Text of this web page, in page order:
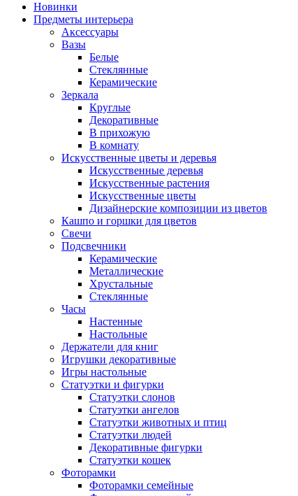
Новинки
Предметы интерьера
Аксессуары
Вазы
Белые
Стеклянные
Керамические
Зеркала
Круглые
Декоративные
В прихожую
В комнату
Искусственные цветы и деревья
Искусственные деревья
Искусственные растения
Искусственные цветы
Дизайнерские композиции из цветов
Кашпо и горшки для цветов
Свечи
Подсвечники
Керамические
Металлические
Хрустальные
Стеклянные
Часы
Настенные
Настольные
Держатели для книг
Игрушки декоративные
Игры настольные
Статуэтки и фигурки
Статуэтки слонов
Статуэтки ангелов
Статуэтки животных и птиц
Статуэтки людей
Декоративные фигурки
Статуэтки кошек
Фоторамки
Фоторамки семейные